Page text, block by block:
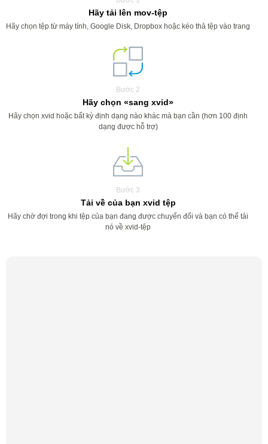
Hãy tải lên mov-tệp
Hãy chọn tệp từ máy tính, Google Disk, Dropbox hoặc kéo thả tệp vào trang
Bước 2
Hãy chọn «sang xvid»
Hãy chọn xvid hoặc bất kỳ định dạng nào khác mà bạn cần (hơn 100 định
dạng được hỗ trợ)
Bước 3
Tải về của bạn xvid tệp
Hãy chờ đợi trong khi tệp của bạn đang được chuyển đổi và bạn có thể tải
nó về xvid-tệp